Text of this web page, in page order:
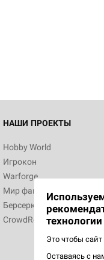
НАШИ ПРОЕКТЫ
Hobby World
Игрокон
Warforge
Мир фантастики
Берсерк
CrowdRepublicтехнологии
Это чтобы
Оставаясь с